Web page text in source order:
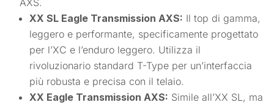
AXS.
XX SL Eagle Transmission AXS: Il top di gamma,
leggero e performante, specificamente progettato
per l’XC e l’enduro leggero. Utilizza il
rivoluzionario standard T-Type per un’interfaccia
più robusta e precisa con il telaio.
XX Eagle Transmission AXS: Simile all’XX SL, ma